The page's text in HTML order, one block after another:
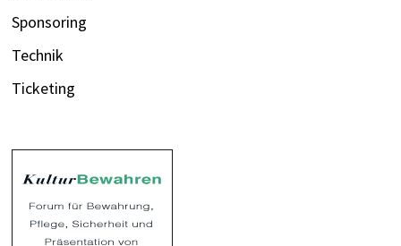
Sponsoring
Technik
Ticketing